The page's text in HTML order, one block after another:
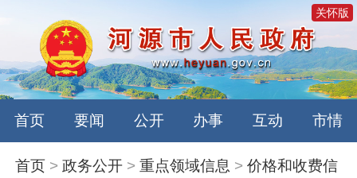
关怀版
首页 要闻 公开 办事 互动 市情
首页 >政务公开 >重点领域信息 >价格和收费信